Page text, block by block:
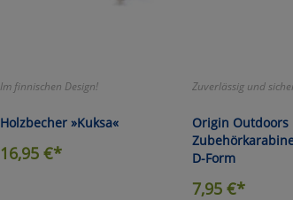
Im finnischen Design!
Holzbecher »Kuksa«
16,95€*
Zuverlässig und
Origin Outdoors
D-Form
7,95 €*